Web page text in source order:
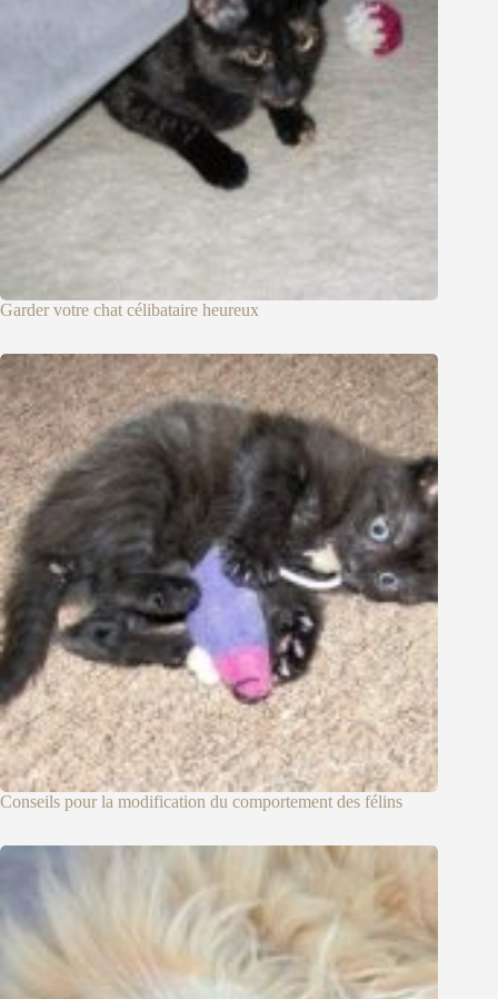
Garder votre chat célibataire heureux
Conseils pour la modification du comportement des félins